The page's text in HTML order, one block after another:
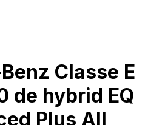
Classe E
de hybrid EQ
Plus All